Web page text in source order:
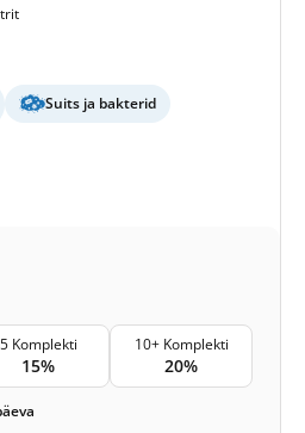
Suits ja bakterid
5 Komplekti
15%
10+ Komplekti
20%